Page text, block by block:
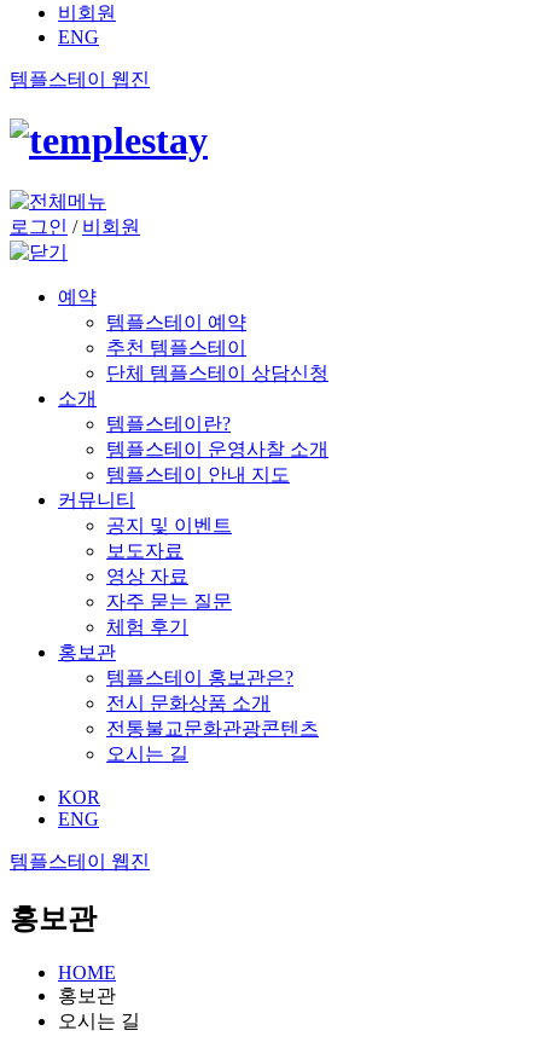
비회원
ENG
템플스테이 웹진
로그인 / 비회원
예약
템플스테이 예약
추천 템플스테이
단체 템플스테이 상담신청
소개
템플스테이란?
템플스테이 운영사찰 소개
템플스테이 안내 지도
커뮤니티
공지 및 이벤트
보도자료
영상 자료
자주 묻는 질문
체험 후기
홍보관
템플스테이 홍보관은?
전시 문화상품 소개
전통불교문화관광콘텐츠
오시는 길
KOR
ENG
템플스테이 웹진
홍보관
HOME
홍보관
오시는 길